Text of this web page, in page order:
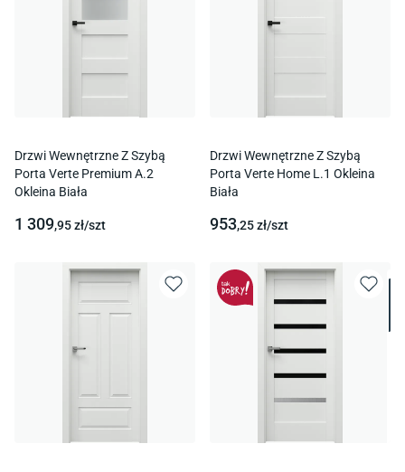
Drzwi Wewnętrzne Z Szybą
Porta Verte Premium A.2
Okleina Biała
1 309,95zł/szt
Drzwi Wewnętrzne Z Szybą
Porta Verte Home L.1 Okleina
Biała
953,25zł/szt